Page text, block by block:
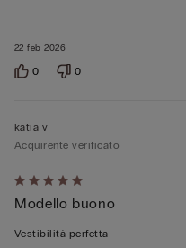
22 feb 2026
0 0
Valutato
5
su
katia v
Acquirente verificato
Modello buono
Vestibilità perfetta